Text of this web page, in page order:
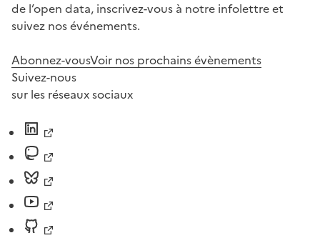
de l’open data, inscrivez-vous à notre infolettre et
suivez nos événements.
Abonnez-vousVoir nos prochains évènements
Suivez-nous
sur les réseaux sociaux